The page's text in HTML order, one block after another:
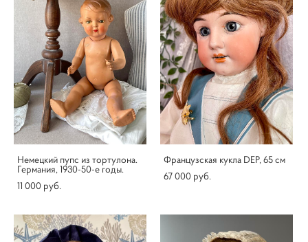
Немецкий пупс из тортулона.
Германия, 1930-50-е годы.
11 000 pуб.
Французская кукла DEP, 65 см
67 000 pуб.